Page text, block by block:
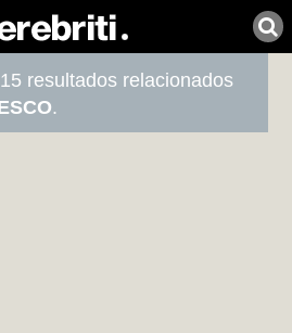
resultados relacionados
.